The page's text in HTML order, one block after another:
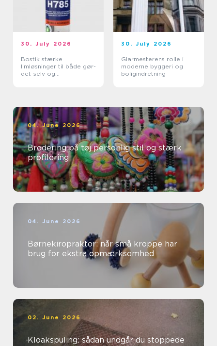
30. July 2026
Bostik stærke
limløsninger til både gør-
det-selv og
30. July 2026
Glarmesterens rolle i
moderne byggeri og
boligindretning
04. June 2026
Brodering på tøj personlig stil og stærk
profilering
04. June 2026
Børnekiropraktor: når små kroppe har
brug for ekstra opmærksomhed
02. June 2026
Kloakspuling: sådan undgår du stoppede